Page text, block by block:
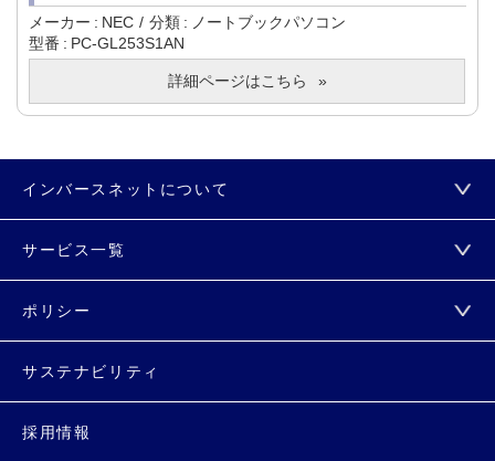
メーカー NEC 分類
ノートブックパソコン
型番
PC-GL253S1AN
詳細ページはこちら
インバースネットについて
サービス一覧
ポリシー
サステナビリティ
採用情報